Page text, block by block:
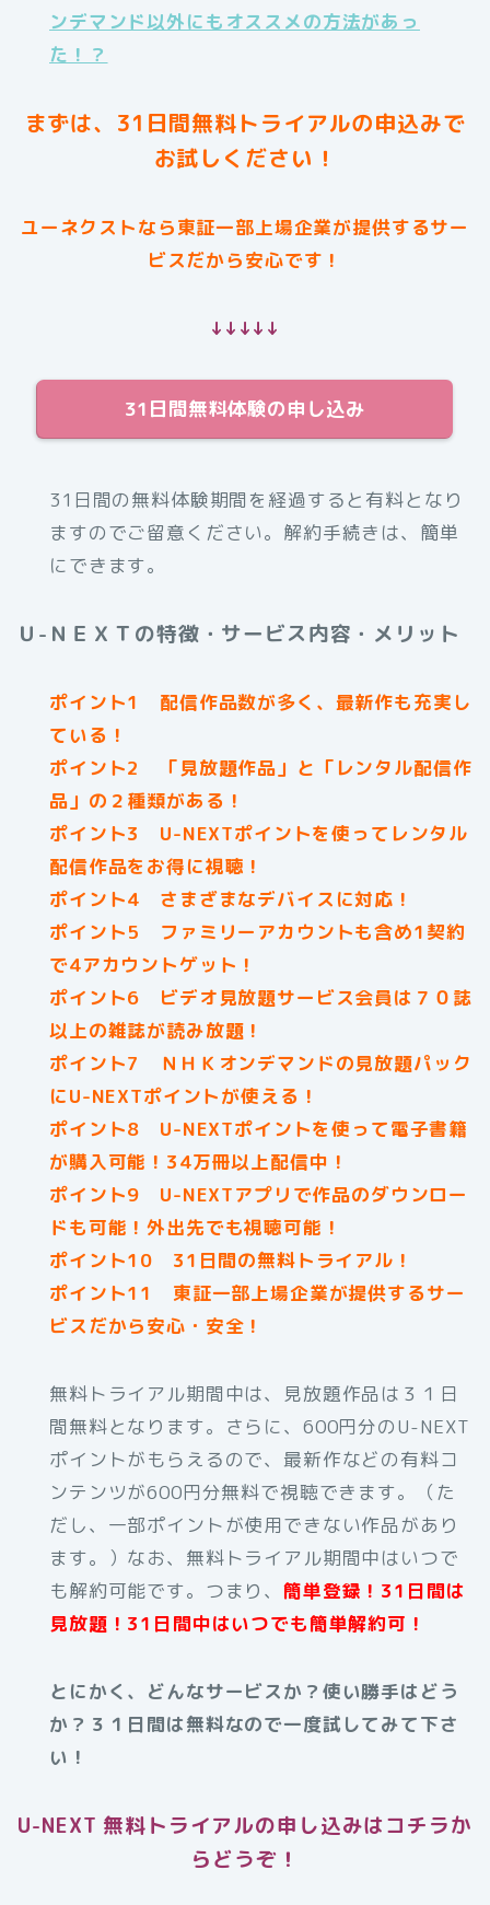
ンデマンド以外にもオススメの方法があっ
た！？
まずは、31日間無料トライアルの申込みで
お試しください！
ユーネクストなら東証一部上場企業が提供するサー
ビスだから安心です！
↓↓↓↓↓
31日間無料体験の申し込み
31日間の無料体験期間を経過すると有料となり
ますのでご留意ください。解約手続きは、簡単
にできます。
Ｕ-ＮＥＸＴの特徴・サービス内容・メリット
ポイント1 配信作品数が多く、最新作も充実し
ている！
ポイント2 「見放題作品」と「レンタル配信作
品」の２種類がある！
ポイント3 U-NEXTポイントを使ってレンタル
配信作品をお得に視聴！
ポイント4 さまざまなデバイスに対応！
ポイント5 ファミリーアカウントも含め1契約
で4アカウントゲット！
ポイント6 ビデオ見放題サービス会員は７０誌
以上の雑誌が読み放題！
ポイント7 ＮＨＫオンデマンドの見放題パック
にU-NEXTポイントが使える！
ポイント8 U-NEXTポイントを使って電子書籍
が購入可能！34万冊以上配信中！
ポイント9 U-NEXTアプリで作品のダウンロー
ドも可能！外出先でも視聴可能！
ポイント10 31日間の無料トライアル！
ポイント11 東証一部上場企業が提供するサー
ビスだから安心・安全！
無料トライアル期間中は、見放題作品は３１日
間無料となります。さらに、600円分のU-NEXT
ポイントがもらえるので、最新作などの有料コ
ンテンツが600円分無料で視聴できます。（た
だし、一部ポイントが使用できない作品があり
ます。）なお、無料トライアル期間中はいつで
も解約可能です。つまり、簡単登録！31日間は
見放題！31日間中はいつでも簡単解約可！
とにかく、どんなサービスか？使い勝手はどう
か？３１日間は無料なので一度試してみて下さ
い！
U-NEXT 無料トライアルの申し込みはコチラか
らどうぞ！